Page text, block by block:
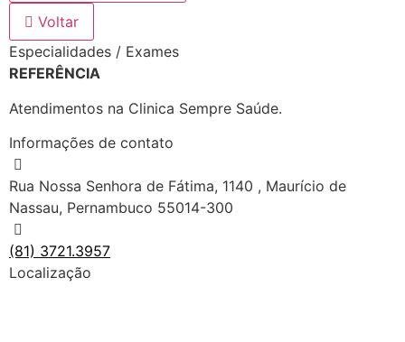
Voltar
Especialidades / Exames
REFERÊNCIA
Atendimentos na Clinica Sempre Saúde.
Informações de contato
Rua Nossa Senhora de Fátima, 1140 , Maurício de
Nassau, Pernambuco 55014-300
(81) 3721.3957
Localização